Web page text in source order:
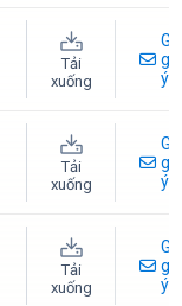
Tải
xuống
ý
Tải
xuống
ý
Tải
xuống
ý